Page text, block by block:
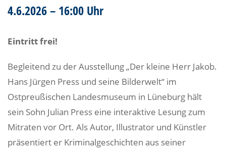
4.6.2026 – 16:00 Uhr
Eintritt frei!
Begleitend zu der Ausstellung „Der kleine Herr Jakob.
Hans Jürgen Press und seine Bilderwelt“ im
Ostpreußischen Landesmuseum in Lüneburg hält
sein Sohn Julian Press eine interaktive Lesung zum
Mitraten vor Ort. Als Autor, Illustrator und Künstler
präsentiert er Kriminalgeschichten aus seiner